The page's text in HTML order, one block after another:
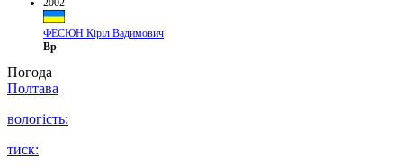
2002
ФЕСЮН Кіріл Вадимович
Вр
Погода
Полтава
вологість:
тиск: